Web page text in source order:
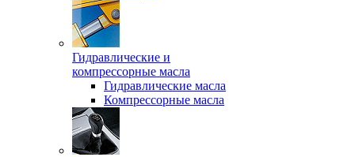
Гидравлические и
компрессорные масла
Гидравлические масла
Компрессорные масла